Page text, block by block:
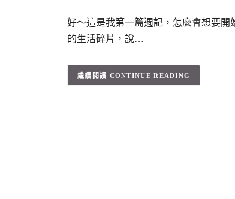
好～這是我第一篇週記，怎麼會想要
的生活碎片，說…
CONTINUE READING